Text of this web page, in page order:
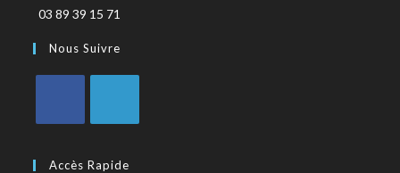
03 89 39 15 71
Nous Suivre
Accès Rapide